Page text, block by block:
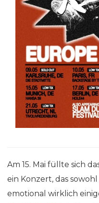
Am 15. Mai füllte sich
ein Konzert, das
emotional wirklich